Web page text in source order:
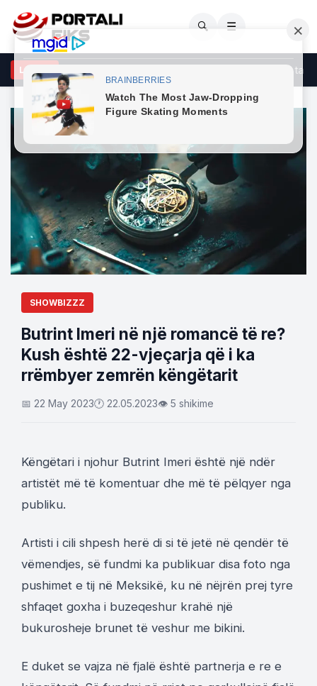
🔍 ☰
LAJME
godet opozitën: Po bllokon shtetin me shpresën se do ta
SHOWBIZZZ
Butrint Imeri në një romancë të re?
Kush është 22-vjeçarja që i ka
rrëmbyer zemrën këngëtarit
📅 22 May 2023🕐 22.05.2023👁 5 shikime
Këngëtari i njohur Butrint Imeri është një ndër
artistët më të komentuar dhe më të pëlqyer nga
publiku.
Artisti i cili shpesh herë di si të jetë në qendër të
vëmendjes, së fundmi ka publikuar disa foto nga
pushimet e tij në Meksikë, ku në nëjrën prej tyre
shfaqet goxha i buzeqeshur krahë një
bukurosheje brunet të veshur me bikini.
E duket se vajza në fjalë është partnerja e re e